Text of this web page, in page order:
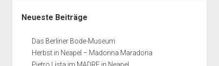
Neueste Beiträge
Das Berliner Bode-Museum
Herbst in Neapel – Madonna Maradona
Pietro Lista im MADRE in Neapel